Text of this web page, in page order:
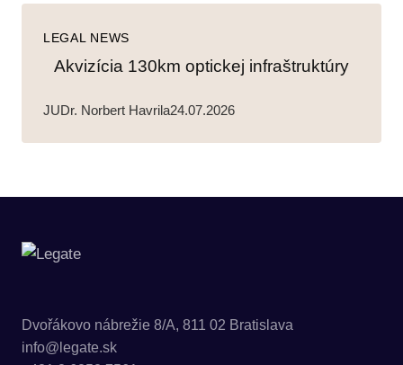
LEGAL NEWS
Akvizícia 130km optickej infraštruktúry
JUDr. Norbert Havrila24.07.2026
Dvořákovo nábrežie 8/A, 811 02 Bratislava
info@legate.sk